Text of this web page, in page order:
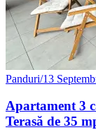
Panduri/13
Apartament 3
Terasă de 35